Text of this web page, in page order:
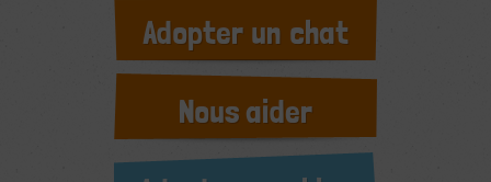
Adopter un chat
Nous aider